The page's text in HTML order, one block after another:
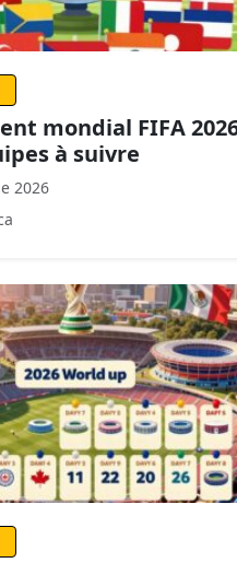
mondial FIFA
à suivre
2026